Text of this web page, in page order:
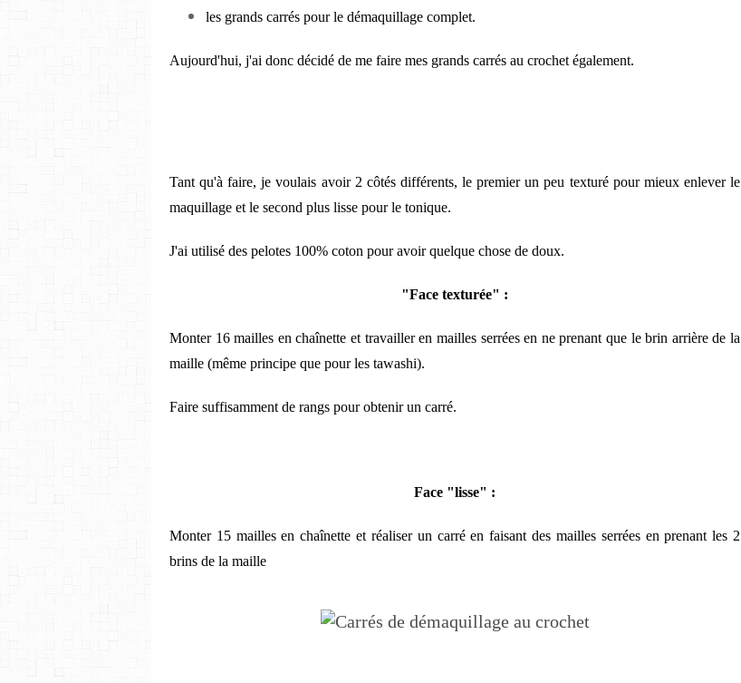
les grands carrés pour le démaquillage complet.
Aujourd'hui, j'ai donc décidé de me faire mes grands carrés au crochet également.
Tant qu'à faire, je voulais avoir 2 côtés différents, le premier un peu texturé pour mieux enlever le
maquillage et le second plus lisse pour le tonique.
J'ai utilisé des pelotes 100% coton pour avoir quelque chose de doux.
"Face texturée" :
Monter 16 mailles en chaînette et travailler en mailles serrées en ne prenant que le brin arrière de la
maille (même principe que pour les tawashi).
Faire suffisamment de rangs pour obtenir un carré.
Face "lisse" :
Monter 15 mailles en chaînette et réaliser un carré en faisant des mailles serrées en prenant les 2
brins de la maille